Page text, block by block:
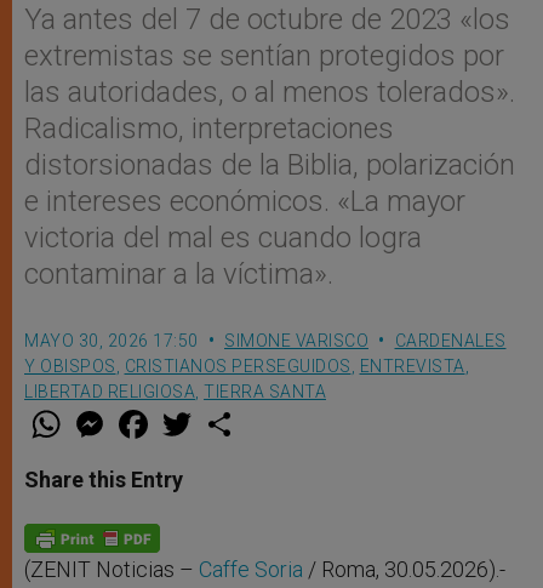
Ya antes del 7 de octubre de 2023 «los
extremistas se sentían protegidos por
las autoridades, o al menos tolerados».
Radicalismo, interpretaciones
distorsionadas de la Biblia, polarización
e intereses económicos. «La mayor
victoria del mal es cuando logra
contaminar a la víctima».
MAYO 30, 2026 17:50 SIMONE VARISCO
CARDENALES
Y OBISPOS
CRISTIANOS PERSEGUIDOS ENTREVISTA
LIBERTAD RELIGIOSA TIERRA SANTA
W
t
s
p
p
M
e
s
e
g
e
r
F
a
e
b
o
k
w
Share this Entry
(ZENIT Noticias – Caffe Soria / Roma, 30.05.2026).-